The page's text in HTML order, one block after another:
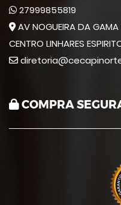
27999855819
AV NOGUEIRA DA GAMA
CENTRO LINHARES
COMPRA